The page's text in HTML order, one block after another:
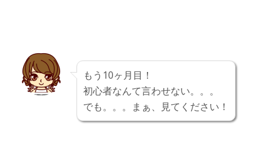
もう10ヶ月目！
初心者なんて言わせない。。。
でも。。。まぁ、見てください！